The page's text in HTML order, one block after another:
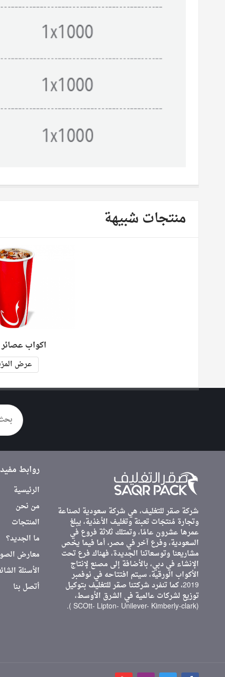
منتجات شبيهة
اكواب
عرض
شركة صقر للتغليف، هي شركة سعودية لصناعة
وتجارة مُنتجَات تعبئة وتغليف الأغذية، يبلغ
عمرها عشرون عامًا، وتمتلك ثلاثة فروع في
السعودية، وفرع آخر في مصر، أما فيما يخص
مشاريعنا وتوسعاتنا الجديدة، فهناك فرع تحت
الإنشاء في دبي، بالأضافة إلى مصنع لإنتاج
الأكواب الورقية، سيتم افتتاحه في نوفمبر
2019، كما تنفرد شركتنا صقر للتغليف بتوكيل
توزيع لشركات عالمية في الشرق الأوسط،
(SCOtt- Lipton- Unilever- Kimberly-clark ).
روابط
الرئيسية
من نحن
المنتجات
ما الجديد؟
معارض
الأسئلة
أتصل بنا